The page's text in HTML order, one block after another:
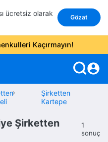
ücretsiz olarak
Gözat
Kaçırmayın!
account_circle
Şirketten
Kartepe
Şirketten
1
sonuç